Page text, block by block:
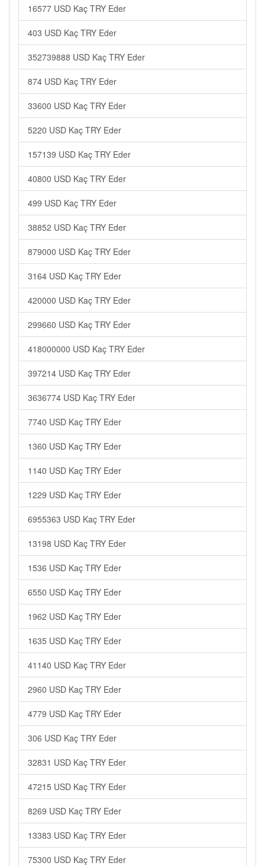
16577 USD Kaç TRY Eder
403 USD Kaç TRY Eder
352739888 USD Kaç TRY Eder
874 USD Kaç TRY Eder
33600 USD Kaç TRY Eder
5220 USD Kaç TRY Eder
157139 USD Kaç TRY Eder
40800 USD Kaç TRY Eder
499 USD Kaç TRY Eder
38852 USD Kaç TRY Eder
879000 USD Kaç TRY Eder
3164 USD Kaç TRY Eder
420000 USD Kaç TRY Eder
299660 USD Kaç TRY Eder
418000000 USD Kaç TRY Eder
397214 USD Kaç TRY Eder
3636774 USD Kaç TRY Eder
7740 USD Kaç TRY Eder
1360 USD Kaç TRY Eder
1140 USD Kaç TRY Eder
1229 USD Kaç TRY Eder
6955363 USD Kaç TRY Eder
13198 USD Kaç TRY Eder
1536 USD Kaç TRY Eder
6550 USD Kaç TRY Eder
1962 USD Kaç TRY Eder
1635 USD Kaç TRY Eder
41140 USD Kaç TRY Eder
2960 USD Kaç TRY Eder
4779 USD Kaç TRY Eder
306 USD Kaç TRY Eder
32831 USD Kaç TRY Eder
47215 USD Kaç TRY Eder
8269 USD Kaç TRY Eder
13383 USD Kaç TRY Eder
75300 USD Kaç TRY Eder